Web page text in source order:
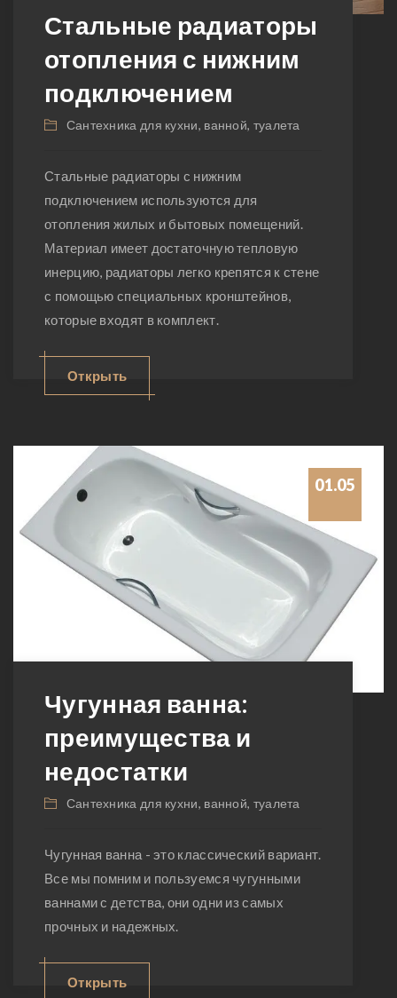
Стальные радиаторы
отопления с нижним
подключением
Сантехника для кухни, ванной, туалета
Стальные радиаторы с нижним
подключением используются для
отопления жилых и бытовых помещений.
Материал имеет достаточную тепловую
инерцию, радиаторы легко крепятся к стене
с помощью специальных кронштейнов,
которые входят в комплект.
Открыть
01.05
Чугунная ванна:
преимущества и
недостатки
Сантехника для кухни, ванной, туалета
Чугунная ванна - это классический вариант.
Все мы помним и пользуемся чугунными
ваннами с детства, они одни из самых
прочных и надежных.
Открыть